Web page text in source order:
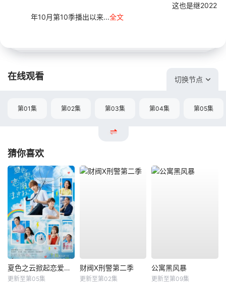
这也是继2022
年10月第10季播出以来...全文
在线观看 切换节点
第01集 第02集 第03集 第04集 第05集
猜你喜欢
夏色之云掀起恋爱与风暴
更新至第05集
财阀X刑警第二季
更新至第02集
公寓黑风暴
更新至第09集